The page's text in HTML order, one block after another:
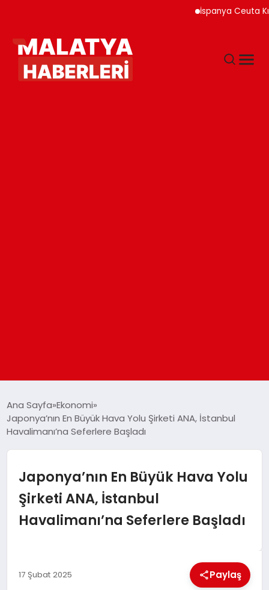
İspanya Ceuta
GÜNDEM
DÜNYA
EĞITIM
MAGAZIN
Ana Sayfa Ekonomi
Japonya’nın En Büyük Hava Yolu Şirketi ANA, İstanbul
Havalimanı’na Seferlere Başladı
Japonya’nın En Büyük Hava Yolu
Şirketi ANA, İstanbul
Havalimanı’na Seferlere Başladı
17 Şubat 2025 Paylaş